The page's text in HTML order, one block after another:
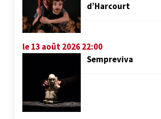
d’Harcourt
le 13 août 2026 22:00
Sempreviva